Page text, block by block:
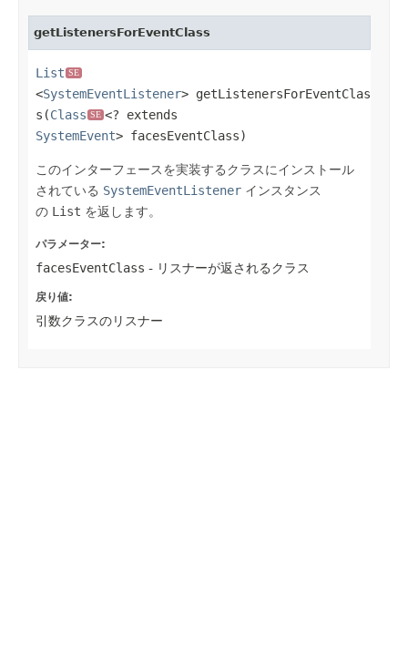
getListenersForEventClass
List SE
<SystemEventListener> getListenersForEventClas
s(Class SE
SystemEvent> facesEventClass)
このインターフェースを実装するクラスにインストール
されている SystemEventListener インスタンス
の List を返します。
パラメーター:
facesEventClass - リスナーが返されるクラス
戻り値:
引数クラスのリスナー